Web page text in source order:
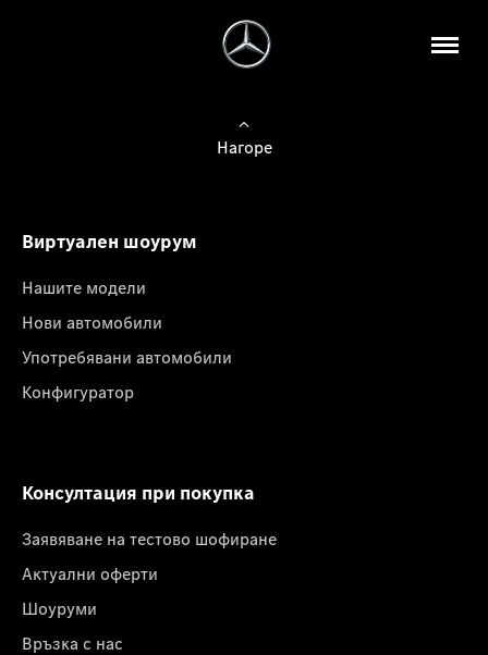
Нагоре
Виртуален шоурум
Нашите модели
Нови автомобили
Употребявани автомобили
Конфигуратор
Консултация при покупка
Заявяване на тестово шофиране
Актуални оферти
Шоуруми
Връзка с нас